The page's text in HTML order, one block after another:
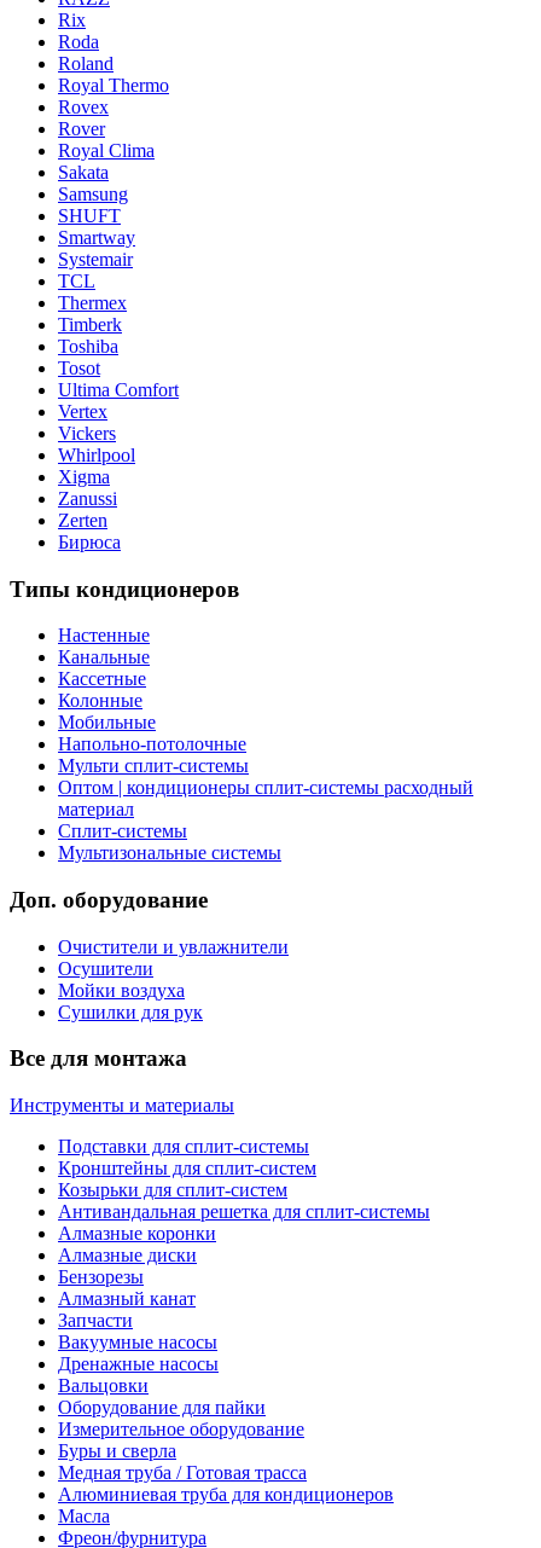
Rix
Roda
Roland
Royal Thermo
Rovex
Rover
Royal Clima
Sakata
Samsung
SHUFT
Smartway
Systemair
TCL
Thermex
Timberk
Toshiba
Tosot
Ultima Comfort
Vertex
Vickers
Whirlpool
Xigma
Zanussi
Zerten
Бирюса
Типы кондиционеров
Настенные
Канальные
Кассетные
Колонные
Мобильные
Напольно-потолочные
Мульти сплит-системы
Оптом | кондиционеры сплит-системы расходный
материал
Сплит-системы
Мультизональные системы
Доп. оборудование
Очистители и увлажнители
Осушители
Мойки воздуха
Сушилки для рук
Все для монтажа
Инструменты и материалы
Подставки для сплит-системы
Кронштейны для сплит-систем
Козырьки для сплит-систем
Антивандальная решетка для сплит-системы
Алмазные коронки
Алмазные диски
Бензорезы
Алмазный канат
Запчасти
Вакуумные насосы
Дренажные насосы
Вальцовки
Оборудование для пайки
Измерительное оборудование
Буры и сверла
Медная труба / Готовая трасса
Алюминиевая труба для кондиционеров
Масла
Фреон/фурнитура